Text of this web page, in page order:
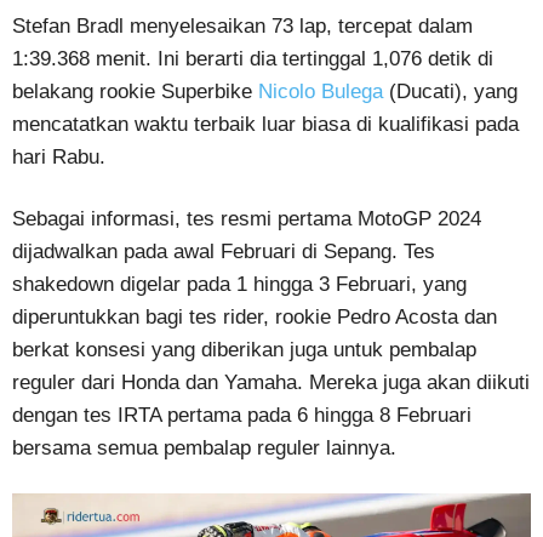
Stefan Bradl menyelesaikan 73 lap, tercepat dalam
1:39.368 menit. Ini berarti dia tertinggal 1,076 detik di
belakang rookie Superbike Nicolo Bulega(Ducati), yang
mencatatkan waktu terbaik luar biasa di kualifikasi pada
hari Rabu.
Sebagai informasi, tes resmi pertama MotoGP 2024
dijadwalkan pada awal Februari di Sepang. Tes
shakedown digelar pada 1 hingga 3 Februari, yang
diperuntukkan bagi tes rider, rookie Pedro Acosta dan
berkat konsesi yang diberikan juga untuk pembalap
reguler dari Honda dan Yamaha. Mereka juga akan diikuti
dengan tes IRTA pertama pada 6 hingga 8 Februari
bersama semua pembalap reguler lainnya.